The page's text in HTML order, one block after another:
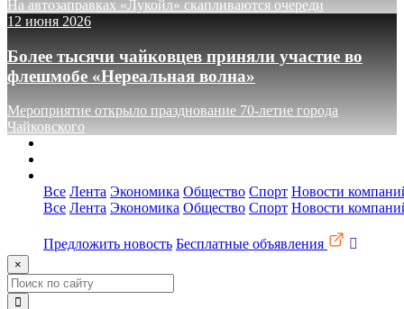
На автозаправках «Лукойл» скапливаются очереди
12 июня 2026
Более тысячи чайковцев приняли участие во
флешмобе «Нереальная волна»
Мероприятие открыло празднование 70-летие города
Чайковского
Все Лента Экономика Общество Спорт Новости
Все Лента Экономика Общество Спорт Новости
Предложить новость Бесплатные объявления
×